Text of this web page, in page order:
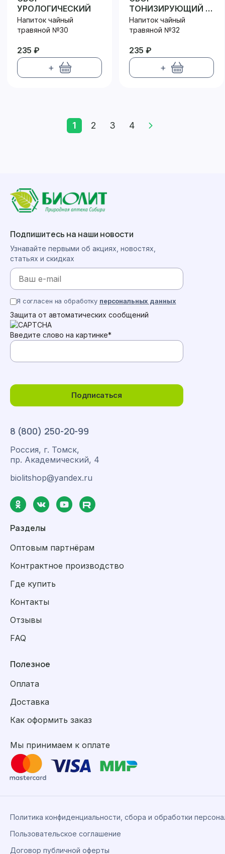
УРОЛОГИЧЕСКИЙ
Напиток чайный
травяной №30
235 ₽
+
ТОНИЗИРУЮЩИЙ И
ВИТАМИННЫЙ
Напиток чайный
травяной №32
235 ₽
+
1 2 3 4
8 (800) 250-20-99
Россия, г. Томск,
пр. Академический, 4
biolitshop@yandex.ru
Разделы
Оптовым партнёрам
Контрактное производство
Где купить
Контакты
Отзывы
FAQ
Полезное
Оплата
Доставка
Как оформить заказ
Мы принимаем к оплате
Подпишитесь на наши новости
Узнавайте первыми об акциях, новостях,
статьях и скидках
Подписаться
Я согласен на обработку персональных данных
Защита от автоматических сообщений
Введите слово на картинке*
Политика конфиденциальности, сбора и обработки
Пользовательское соглашение
Договор публичной оферты